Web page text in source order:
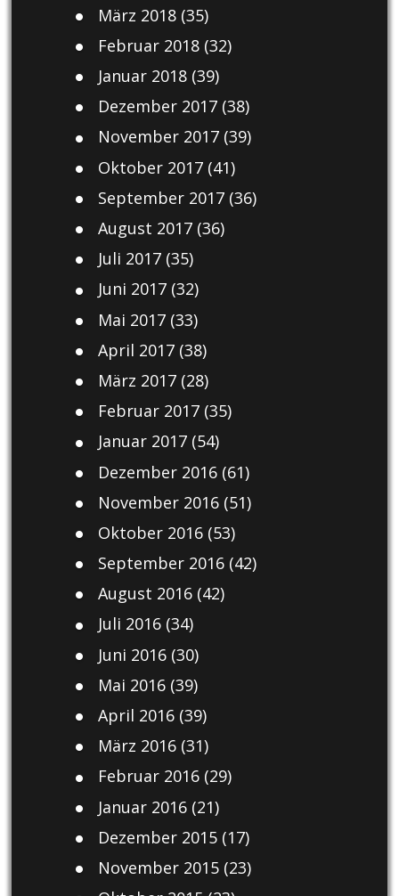
März 2018(35)
Februar 2018(32)
Januar 2018(39)
Dezember 2017(38)
November 2017(39)
Oktober 2017(41)
September 2017(36)
August 2017(36)
Juli 2017(35)
Juni 2017(32)
Mai 2017(33)
April 2017(38)
März 2017(28)
Februar 2017(35)
Januar 2017(54)
Dezember 2016(61)
November 2016(51)
Oktober 2016(53)
September 2016(42)
August 2016(42)
Juli 2016(34)
Juni 2016(30)
Mai 2016(39)
April 2016(39)
März 2016(31)
Februar 2016(29)
Januar 2016(21)
Dezember 2015(17)
November 2015(23)